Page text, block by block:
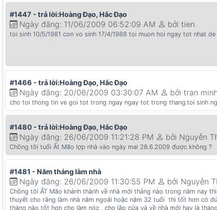
#1447 - trả lời:Hoàng Đạo, Hắc Đạo
Ngày đăng: 11/06/2009 06:52:09 AM bởi tien
toi sinh 10/5/1981 con vo sinh 17/4/1988 toi muon hoi ngay tot nhat
#1466 - trả lời:Hoàng Đạo, Hắc Đạo
Ngày đăng: 20/06/2009 03:30:07 AM bởi tran
cho toi thong tin ve goi tot trong ngay ngay tot trong thang.toi sinh
#1480 - trả lời:Hoàng Đạo, Hắc Đạo
Ngày đăng: 26/06/2009 11:21:28 PM bởi Nguyễn
Chồng tôi tuổi Ất Mão lợp nhà vào ngày mai 28.6.2009 được không ?
#1481 - Năm tháng làm nhà
Ngày đăng: 26/06/2009 11:30:55 PM bởi Nguyễn
Chồng tôi ẤT Mão khánh thành về nhà mới tháng nào trong năm nay
thuyết cho rằng làm nhà năm ngoái hoặc năm 32 tuổi thì tốt hơn có
tháng nào tốt hơn cho làm nóc , cho lắp cửa và về nhà mới hay là